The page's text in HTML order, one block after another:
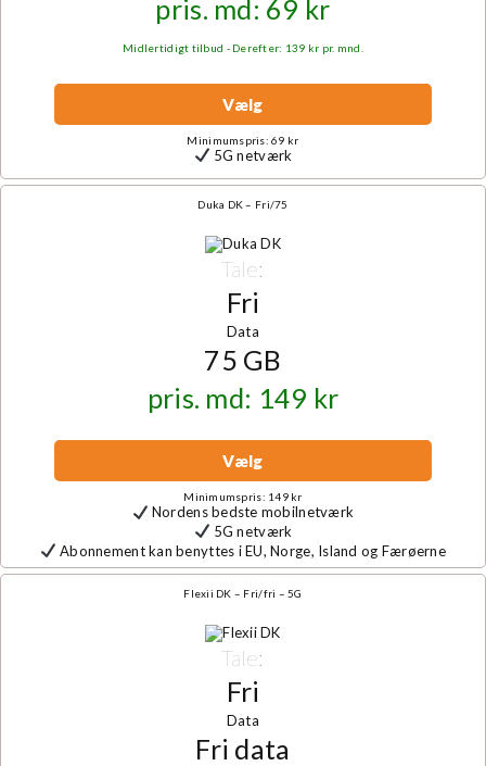
pris. md: 69 kr
Midlertidigt tilbud - Derefter: 139 kr pr. mnd.
Vælg
Minimumspris: 69 kr
5G netværk
Duka DK – Fri/75
Tale:
Fri
Data
75 GB
pris. md: 149 kr
Vælg
Minimumspris: 149 kr
Nordens bedste mobilnetværk
5G netværk
Abonnement kan benyttes i EU, Norge, Island og Færøerne
Flexii DK – Fri/fri – 5G
Tale:
Fri
Data
Fri data